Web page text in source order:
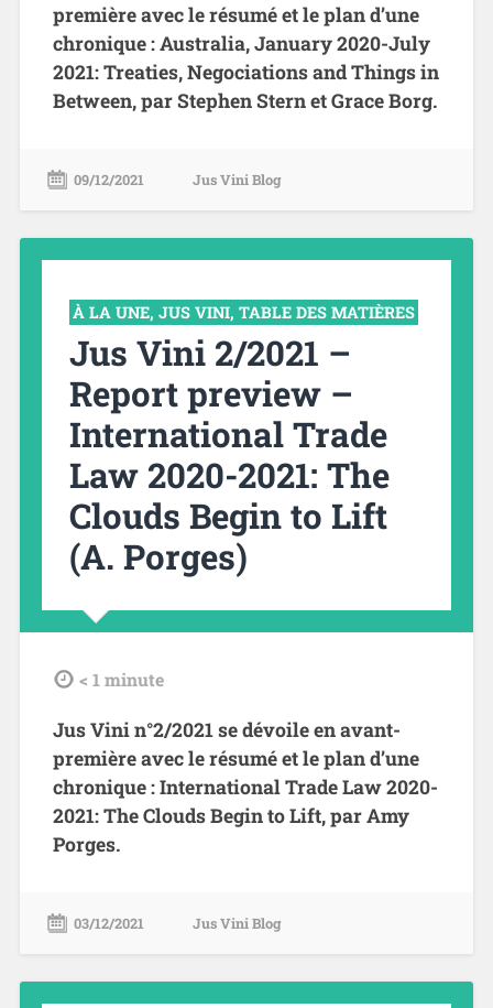
première avec le résumé et le plan d’une
chronique : Australia, January 2020-July
2021: Treaties, Negociations and Things in
Between, par Stephen Stern et Grace Borg.
09/12/2021 Jus Vini Blog
À LA UNE, JUS VINI, TABLE DES MATIÈRES
Jus Vini 2/2021 –
Report preview –
International Trade
Law 2020-2021: The
Clouds Begin to Lift
(A. Porges)
tdl < 1 minute
Jus Vini n°2/2021 se dévoile en avant-
première avec le résumé et le plan d’une
chronique : International Trade Law 2020-
2021: The Clouds Begin to Lift, par Amy
Porges.
03/12/2021 Jus Vini Blog